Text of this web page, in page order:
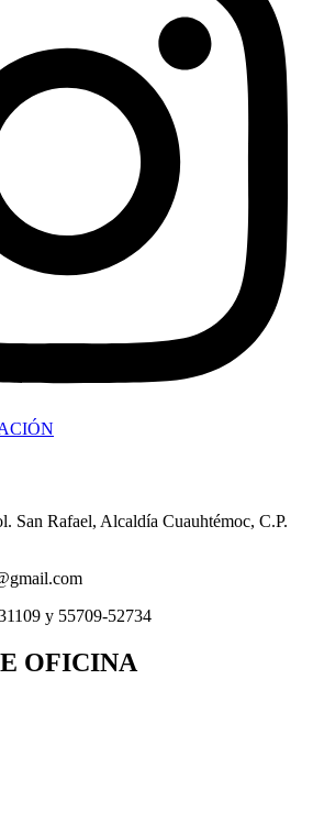
San Rafael, Alcaldía Cuauhtémoc, C.P.
y 55709-52734
OFICINA